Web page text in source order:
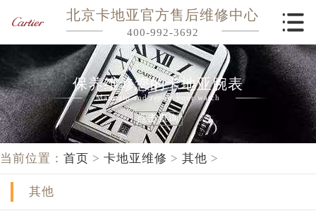
北京卡地亚官方售后维修中心
400-992-3692
保养维修您的卡地亚腕表
Maintain and repair your watch
点击查询
当前位置： 首页 > 卡地亚维修 > 其他 >
其他